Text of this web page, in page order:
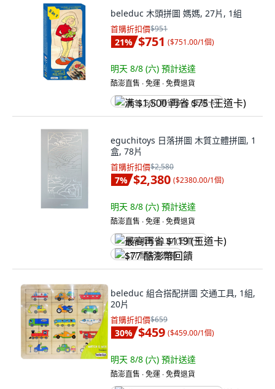
beleduc 木頭拼圖 媽媽, 27片, 1組
首購折扣價$951
21% $751 ($751.00/1個)
明天 8/8 (六) 預計送達
酷澎直售 ∙ 免運 ∙ 免費退貨
满 $1,500 再省 $75 (王道卡)
eguchitoys 日落拼圖 木質立體拼圖, 1
盒, 78片
首購折扣價$2,580
7% $2,380 ($2380.00/1個)
明天 8/8 (六) 預計送達
酷澎直售 ∙ 免運 ∙ 免費退貨
最高再省 $119 (王道卡)
$77 酷澎幣回饋
beleduc 組合搭配拼圖 交通工具, 1組,
20片
首購折扣價$659
30% $459 ($459.00/1個)
明天 8/8 (六) 預計送達
酷澎直售 ∙ 免運 ∙ 免費退貨